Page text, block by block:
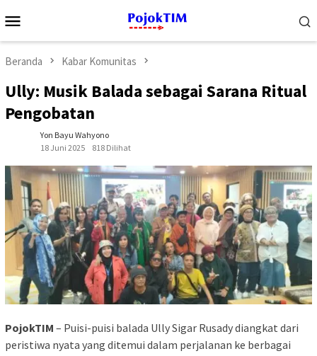
ke
Mobile
Beranda Kabar Komunitas
Ully: Musik Balada sebagai Sarana Ritual
Pengobatan
Yon Bayu Wahyono
18 Juni 2025
818 Dilihat
PojokTIM – Puisi-puisi balada Ully Sigar Rusady diangkat dari
peristiwa nyata yang ditemui dalam perjalanan ke berbagai